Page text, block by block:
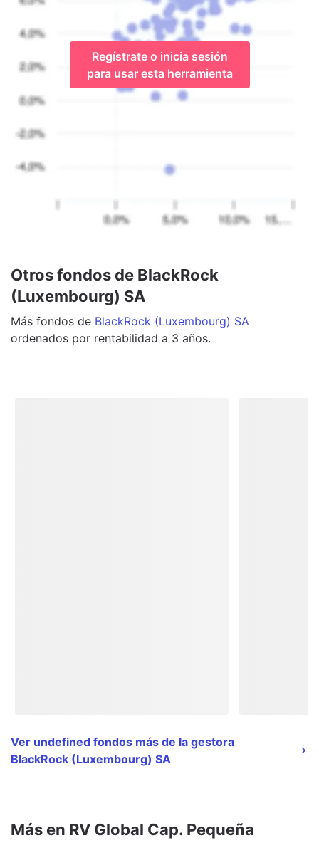
Regístrate o inicia sesión
para usar esta herramienta
Otros fondos de BlackRock
(Luxembourg) SA
Más fondos de BlackRock (Luxembourg) SA
ordenados por rentabilidad a 3 años.
Ver undefined fondos más de la gestora
BlackRock (Luxembourg) SA
Más en RV Global Cap. Pequeña